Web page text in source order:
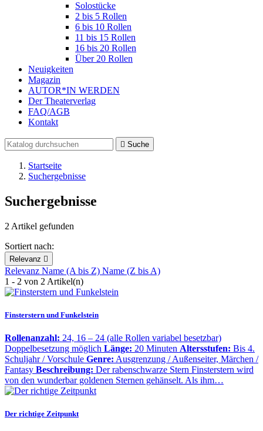
Solostücke
2 bis 5 Rollen
6 bis 10 Rollen
11 bis 15 Rollen
16 bis 20 Rollen
Über 20 Rollen
Neuigkeiten
Magazin
AUTOR*IN WERDEN
Der Theaterverlag
FAQ/AGB
Kontakt
 Suche
Startseite
Suchergebnisse
Suchergebnisse
2 Artikel gefunden
Sortiert nach:
Relevanz 
Relevanz Name (A bis Z) Name (Z bis A)
1 - 2 von 2 Artikel(n)
Finsterstern und Funkelstein
Rollenanzahl: 24, 16 – 24 (alle Rollen variabel besetzbar)
Doppelbesetzung möglich Länge: 20 Minuten Altersstufen: Bis 4.
Schuljahr / Vorschule Genre: Ausgrenzung / Außenseiter, Märchen /
Fantasy Beschreibung: Der rabenschwarze Stern Finsterstern wird
von den wunderbar goldenen Sternen gehänselt. Als ihm…
Der richtige Zeitpunkt